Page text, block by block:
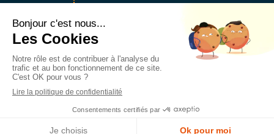
Prendre rendez-vous en ligne
Contacter Sidonie Masurel et Louann Eysseric
Création et référencement du site par Simplébo